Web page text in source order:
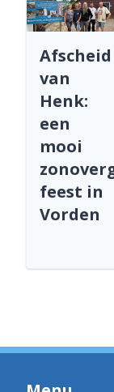
Afscheid
van
Henk:
een
mooi
feest in
Vorden